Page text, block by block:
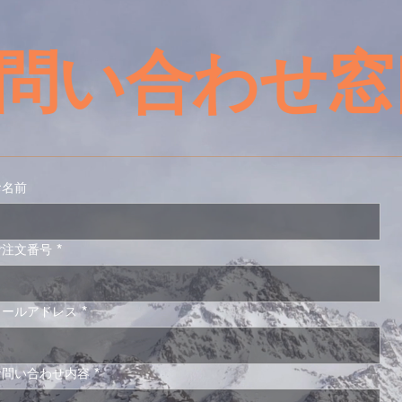
い合わせ
前
文番号 *
ルアドレス *
い合わせ内容 *